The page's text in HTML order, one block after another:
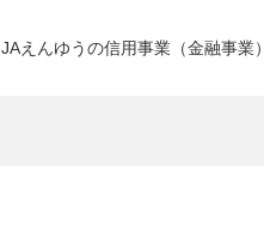
JAえんゆうの信用事業（金融事業）